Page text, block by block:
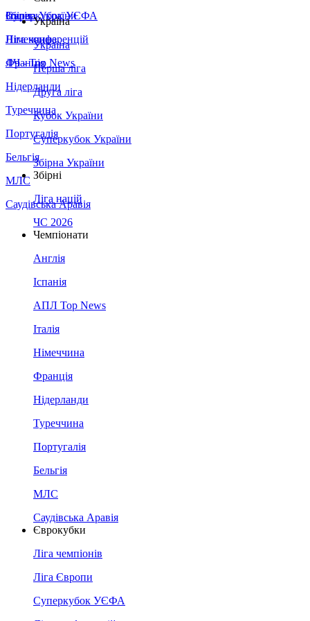
Збірна України
Італія
Німеччина
Франція
Нідерланди
Туреччина
Португалія
Бельгія
МЛС
Саудівська Аравія
Суперкубок УЄФА
Ліга конференцій
ЛЧ - Top News
Україна
Україна
Перша ліга
Друга ліга
Кубок України
Суперкубок України
Збірна України
Збірні
Ліга націй
ЧС 2026
Чемпіонати
Англія
Іспанія
АПЛ Top News
Італія
Німеччина
Франція
Нідерланди
Туреччина
Португалія
Бельгія
МЛС
Саудівська Аравія
Єврокубки
Ліга чемпіонів
Ліга Європи
Суперкубок УЄФА